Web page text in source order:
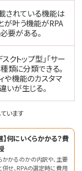
されている機能は
が叶う機能がRPA
要がある。
クトップ型」「サー
種類に分類できる。
や機能のカスタマ
いが生じる。
います
何にいくらかかる？費
かかるのかの内訳や、主要
せ、RPAの選定時に費用